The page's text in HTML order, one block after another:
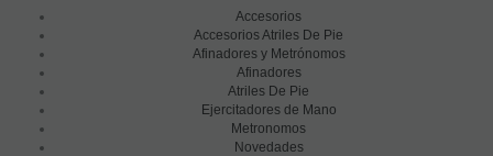
Accesorios
Accesorios Atriles De Pie
Afinadores y Metrónomos
Afinadores
Atriles De Pie
Ejercitadores de Mano
Metronomos
Novedades